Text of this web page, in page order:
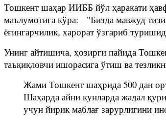
Тошкент шаҳар ИИББ йўл ҳаракати
маълумотига кўра: "Бизда мавжуд
ёғингарчилик, харорат ўзгариб
Унинг айтишича, ҳозирги пайида
таъқиқловчи ишорасига ўтиш ва
Жами Тошкент шаҳрида 500 дан
Шаҳарда айни кунларда жадал
учун йирик маблағ зарурлигини